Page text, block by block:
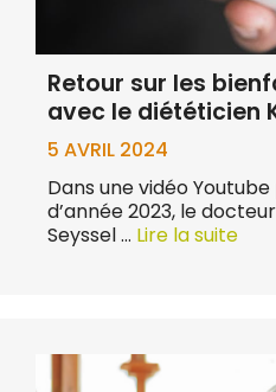
Retour sur les
avec le diététicien
5 AVRIL 2024
Dans une vidéo
d’année 2023, le
Seyssel … Lire la suite